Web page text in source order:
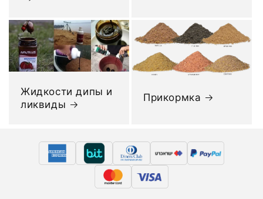
Жидкости дипы и
ликвиды
Прикормка